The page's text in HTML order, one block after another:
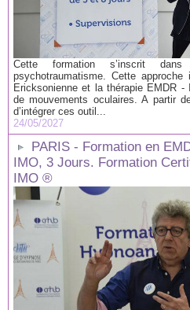
Cette formation s’inscrit
psychotraumatisme. Cette approche
Ericksonienne et la thérapie EMDR -
de mouvements oculaires. A partir
d’intégrer ces outil...
24/05/2027
PARIS - Formation en
IMO, 3 Jours. Formation
IMO ®